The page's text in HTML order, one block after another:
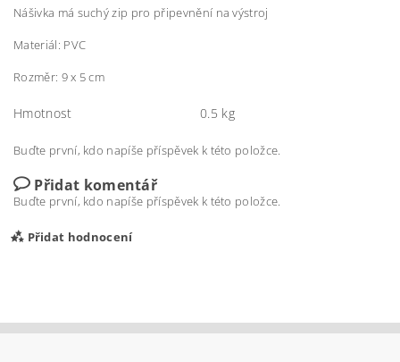
Nášivka má suchý zip pro připevnění na výstroj
Materiál: PVC
Rozměr: 9 x 5 cm
Hmotnost 0.5 kg
Buďte první, kdo napíše příspěvek k této položce.
Přidat komentář
Buďte první, kdo napíše příspěvek k této položce.
Přidat hodnocení